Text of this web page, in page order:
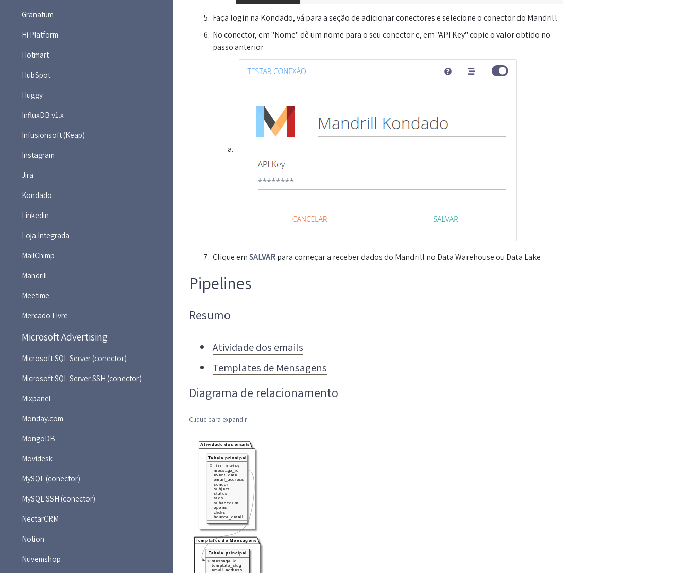
Granatum
Hi Platform
Hotmart
HubSpot
Huggy
InfluxDB v1.x
Infusionsoft (Keap)
Instagram
Jira
Kondado
Linkedin
Loja Integrada
MailChimp
Mandrill
Meetime
Mercado Livre
Microsoft Advertising
Microsoft SQL Server (conector)
Microsoft SQL Server SSH (conector)
Mixpanel
Monday.com
MongoDB
Movidesk
MySQL (conector)
MySQL SSH (conector)
NectarCRM
Notion
Nuvemshop
Faça login na Kondado, vá para a seção de adicionar conectores e selecione o conector do Mandrill
No conector, em "Nome" dê um nome para o seu conector e, em "API Key" copie o valor obtido no
passo anterior
Clique emSALVARpara começar a receber dados do Mandrill no Data Warehouse ou Data Lake
Pipelines
Resumo
Atividade dos emails
Templates de Mensagens
Diagrama de relacionamento
Clique para expandir